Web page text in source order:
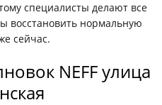
специалисты делают все
восстановить нормальную
сейчас.
NEFF улица